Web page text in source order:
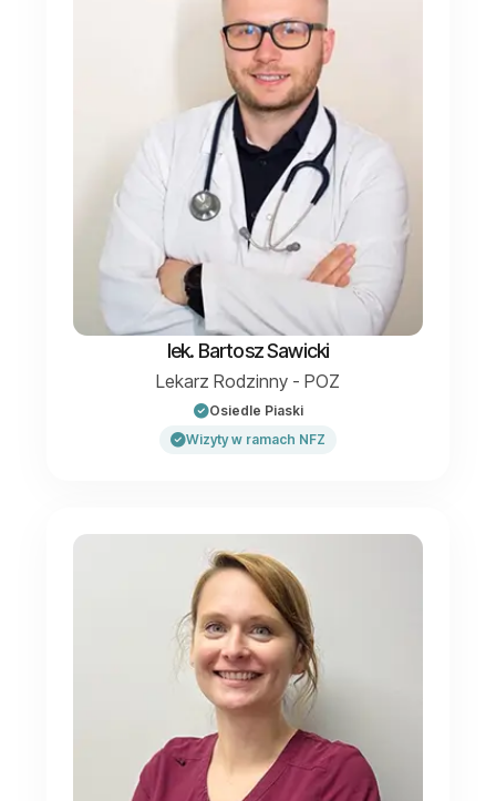
lek. Bartosz Sawicki
Lekarz Rodzinny - POZ
Osiedle Piaski
Wizyty w ramach NFZ